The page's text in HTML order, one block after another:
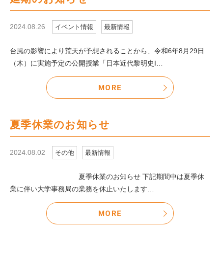
2024.08.26 イベント情報 最新情報
台風の影響により荒天が予想されることから、令和6年8月29日
（木）に実施予定の公開授業「日本近代黎明史I…
MORE
夏季休業のお知らせ
2024.08.02 その他 最新情報
夏季休業のお知らせ 下記期間中は夏季休
業に伴い大学事務局の業務を休止いたします…
MORE